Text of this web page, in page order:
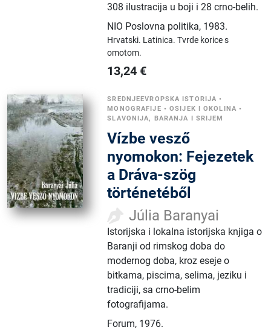
308 ilustracija u boji i 28 crno-belih.
NIO Poslovna politika, 1983.
Hrvatski. Latinica.Tvrde korice s
omotom.
13,24 €
SREDNJEEVROPSKA ISTORIJA •
MONOGRAFIJE •OSIJEK I OKOLINA •
SLAVONIJA, BARANJA I SRIJEM
Vízbe vesző
nyomokon: Fejezetek
a Dráva-szög
történetéből
Júlia Baranyai
Istorijska i lokalna istorijska knjiga o
Baranji od rimskog doba do
modernog doba, kroz eseje o
bitkama, piscima, selima, jeziku i
tradiciji, sa crno-belim
fotografijama.
Forum, 1976.